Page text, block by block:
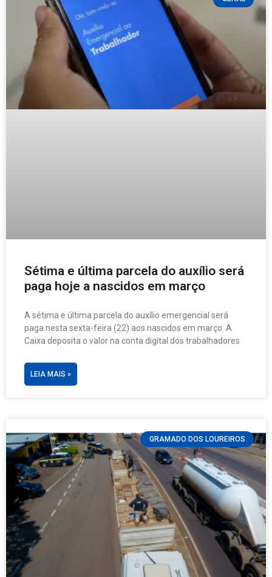
Sétima e última parcela do auxílio será
paga hoje a nascidos em março
A sétima e última parcela do auxílio emergencial será
paga nesta sexta-feira (22) aos nascidos em março. A
Caixa deposita o valor na conta digital dos trabalhadores
LEIA MAIS »
GRAMADO DOS LOUREIROS